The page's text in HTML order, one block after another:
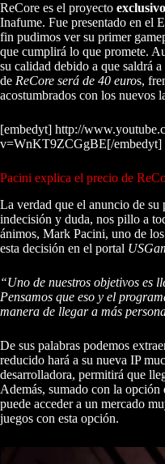
ReCore es el proyecto exclusivo
Inafume. Fue presentado en el
fin pudimos ver su primer
que cumplirá lo que promete.
su calidad debido a que saldrá
de ReCore será de 40 euros,
acostumbrados con los nuevos
[embedyt] http://
v=WnKT9ZCGgBE[/embedyt]
Pacini explica el precio de
La verdad que el anuncio de su
indecisión y duda, nos pillo a
ánimos, Mark Pacini, uno de
esta decisión en el portal
“Uno de nuestros objetivos es
Pensamos que eso y el
manera de llegar a más
De sus palabras podemos
reducido hará a su nueva IP
desarrolladora, permitirá que
Además, sumado con la
puede acceder a un mercado
juegos con esta opción.